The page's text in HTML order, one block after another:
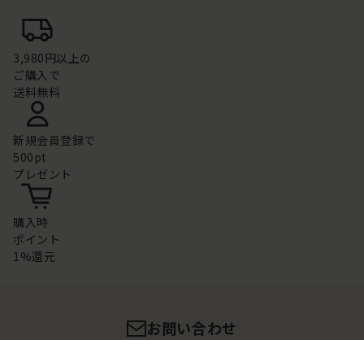
3,980円以上の
ご購入で
送料無料
新規会員登録で
500pt
プレゼント
購入時
ポイント
1%還元
お問い合わせ